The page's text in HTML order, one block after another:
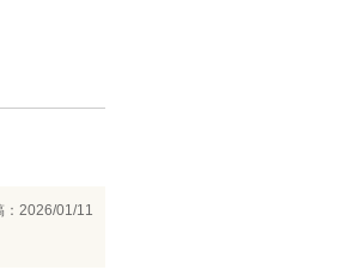
：2026/01/11